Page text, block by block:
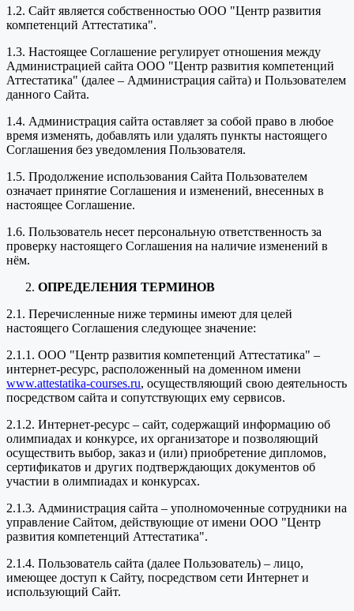
1.2. Сайт является собственностью ООО "Центр развития
компетенций Аттестатика".
1.3. Настоящее Соглашение регулирует отношения между
Администрацией сайта ООО "Центр развития компетенций
Аттестатика" (далее – Администрация сайта) и Пользователем
данного Сайта.
1.4. Администрация сайта оставляет за собой право в любое
время изменять, добавлять или удалять пункты настоящего
Соглашения без уведомления Пользователя.
1.5. Продолжение использования Сайта Пользователем
означает принятие Соглашения и изменений, внесенных в
настоящее Соглашение.
1.6. Пользователь несет персональную ответственность за
проверку настоящего Соглашения на наличие изменений в
нём.
ОПРЕДЕЛЕНИЯ ТЕРМИНОВ
2.1. Перечисленные ниже термины имеют для целей
настоящего Соглашения следующее значение:
2.1.1. ООО "Центр развития компетенций Аттестатика" –
интернет-ресурс, расположенный на доменном имени
www.attestatika-courses.ru, осуществляющий свою деятельность
посредством сайта и сопутствующих ему сервисов.
2.1.2. Интернет-ресурс – сайт, содержащий информацию об
олимпиадах и конкурсе, их организаторе и позволяющий
осуществить выбор, заказ и (или) приобретение дипломов,
сертификатов и других подтверждающих документов об
участии в олимпиадах и конкурсах.
2.1.3. Администрация сайта – уполномоченные сотрудники на
управление Сайтом, действующие от имени ООО "Центр
развития компетенций Аттестатика".
2.1.4. Пользователь сайта (далее Пользователь) – лицо,
имеющее доступ к Сайту, посредством сети Интернет и
использующий Сайт.